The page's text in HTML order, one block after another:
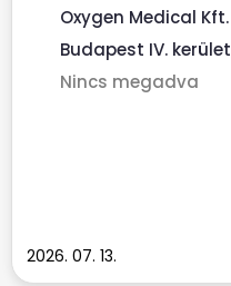
Oxygen Medical Kft.
Budapest IV. kerület
Nincs megadva
2026. 07. 13.